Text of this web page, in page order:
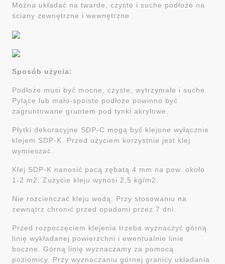
Można układać na twarde, czyste i suche podłoże na
ściany zewnętrzne i wewnętrzne
Sposób użycia:
Podłoże musi być mocne, czyste, wytrzymałe i suche.
Pylące lub mało-spoiste podłoże powinno być
zagruntowane gruntem pod tynki akrylowe.
Płytki dekoracyjne SDP-C mogą być klejone wyłącznie
klejem SDP-K. Przed użyciem korzystnie jest klej
wymieszać.
Klej SDP-K nanosić pacą zębatą 4 mm na pow. około
1-2 m2. Zużycie kleju wynosi 2,5 kg/m2.
Nie rozcieńczać kleju wodą. Przy stosowaniu na
zewnątrz chronić przed opadami przez 7 dni.
Przed rozpoczęciem klejenia trzeba wyznaczyć górną
linię wykładanej powierzchni i ewentualnie linie
boczne. Górną linię wyznaczamy za pomocą
poziomicy. Przy wyznaczaniu górnej granicy układania